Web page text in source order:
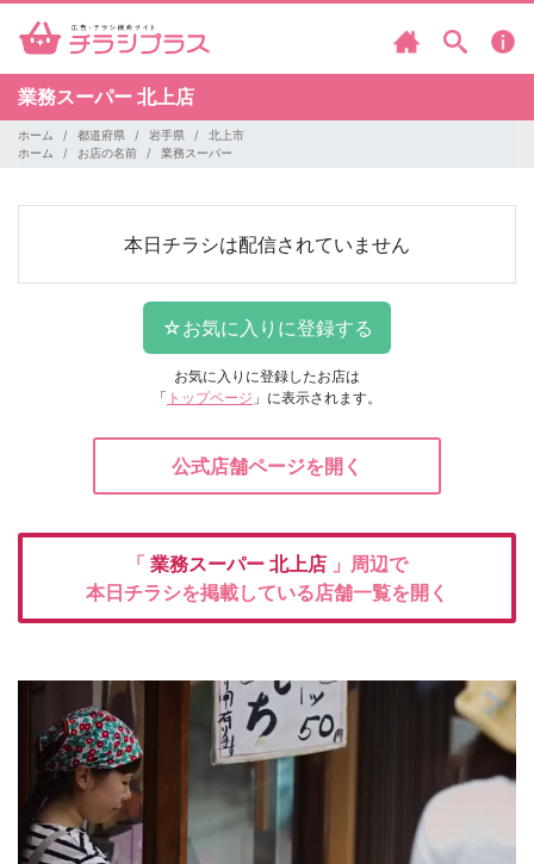
業務スーパー 北上店
ホーム 都道府県 岩手県
北上市
ホーム
お店の名前 業務スーパー
本日チラシは配信されていません
お気に入りに登録したお店は
「 トップページ 」に表示されます。
公式店舗ページを開く
「 業務スーパー 北上店 」周辺で
本日チラシを掲載している店舗一覧を開く